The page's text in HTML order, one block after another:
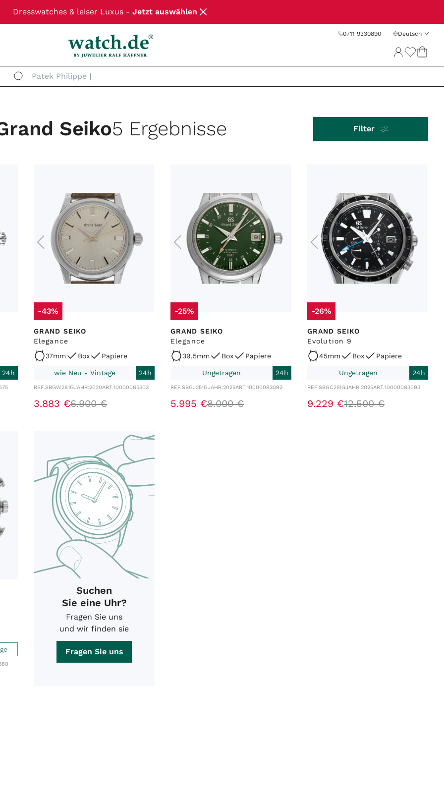
Dresswatches & leiser Luxus - Jetzt auswählen
0711 9330890 Deutsch
Patek Philippe
Seiko5 Ergebnisse Filter
ZUSTAND WERK SORTIEREN
24h
-43%
GRAND SEIKO
Elegance
37mm
Box Papiere
wie Neu - Vintage 24h
REF.SBGW281GJAHR:2020ART.10000085303
3.883 €6.900 €
-25%
GRAND SEIKO
Elegance
39,5mm
Box Papiere
Ungetragen 24h
REF.SBGJ251GJAHR:2025ART.10000083092
5.995 €8.000 €
-26%
GRAND SEIKO
Evolution 9
45mm
Box Papiere
Ungetragen 24h
REF.SBGC251GJAHR:2025ART.10000083093
9.229 €12.500 €
Suchen
Sie eine Uhr?
Fragen Sie uns
und wir finden sie
Fragen Sie uns